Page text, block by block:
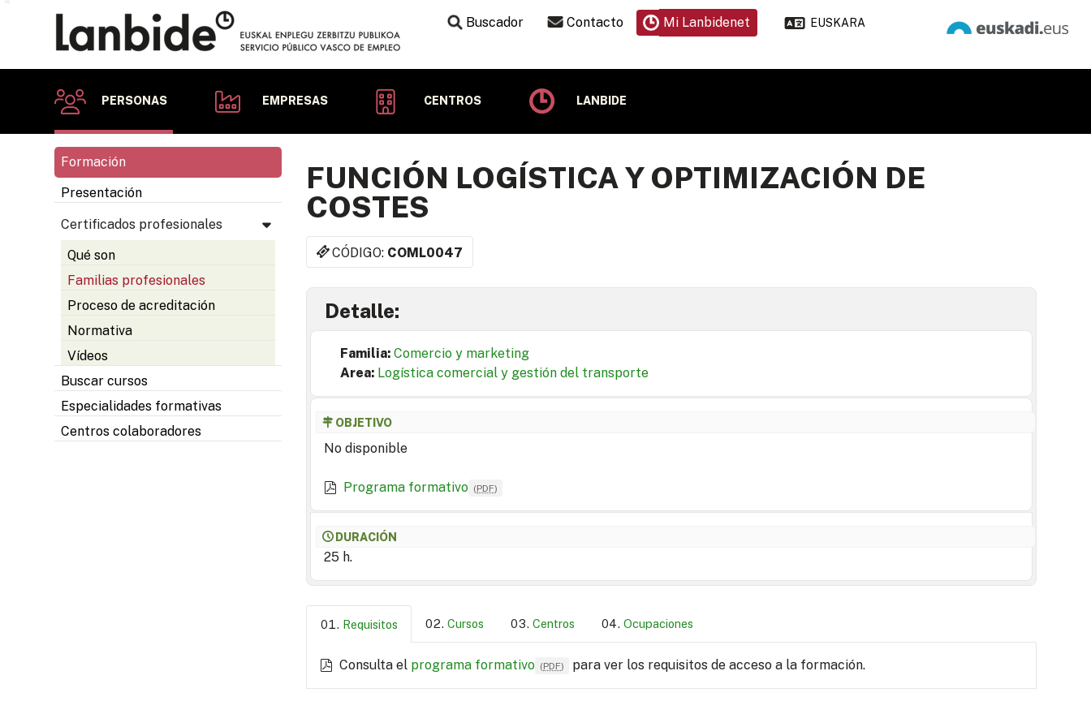
Buscador Contacto Mi Lanbidenet EUSKARA
PERSONAS EMPRESAS CENTROS LANBIDE
Formación
Presentación
Certificados profesionales
Qué son
Familias profesionales
Proceso de acreditación
Normativa
Vídeos
Buscar cursos
Especialidades formativas
Centros colaboradores
FUNCIÓN LOGÍSTICA Y OPTIMIZACIÓN DE
COSTES
CÓDIGO: COML0047
Detalle:
Familia: Comercio y marketing
Area: Logística comercial y gestión del transporte
OBJETIVO
No disponible
Programa formativo (PDF)
DURACIÓN
25 h.
Requisitos Cursos Centros Ocupaciones
Consulta el programa formativo (PDF) para ver los requisitos de acceso a la formación.